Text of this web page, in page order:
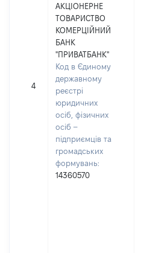
4
АКЦІОНЕРНЕ
ТОВАРИСТВО
КОМЕРЦІЙНИЙ
БАНК
"ПРИВАТБАНК"
Код в Єдиному
державному
реєстрі
юридичних
осіб, фізичних
осіб –
підприємців та
громадських
формувань:
14360570